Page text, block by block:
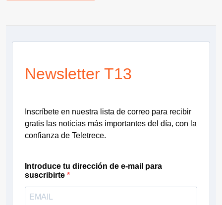
Newsletter T13
Inscríbete en nuestra lista de correo para recibir
gratis las noticias más importantes del día, con la
confianza de Teletrece.
Introduce tu dirección de e-mail para
suscribirte